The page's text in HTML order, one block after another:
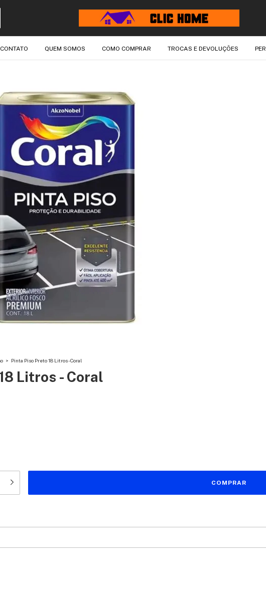
CONTATO QUEM SOMOS COMO COMPRAR TROCAS E DEVOLUÇÕES
> Pinta Piso Preto 18 Litros - Coral
Litros - Coral